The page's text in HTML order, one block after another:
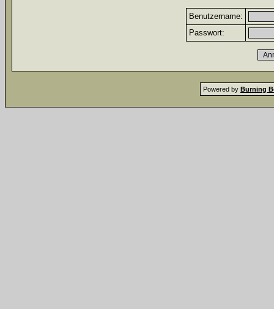
Benutzername:
Passwort:
Powered by Burning